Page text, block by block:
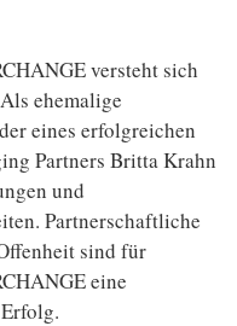
versteht sich
ehemalige
eines erfolgreichen
Partners Britta Krahn
und
Partnerschaftliche
sind für
eine